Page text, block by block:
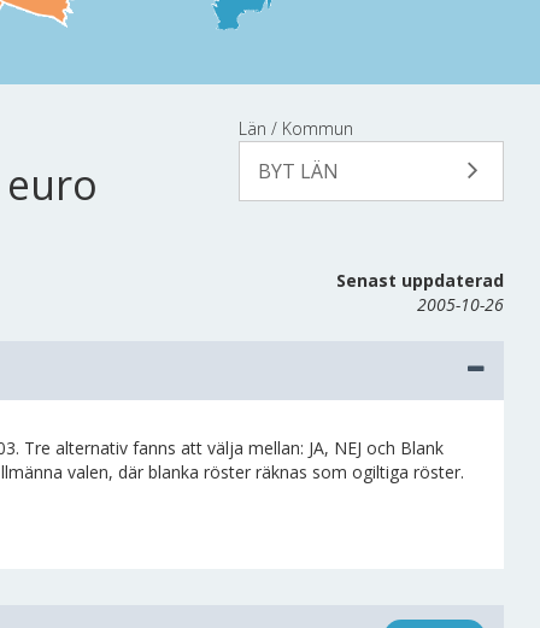
Län / Kommun
BYT LÄN
Senast uppdaterad
2005-10-26
Tre alternativ fanns att välja mellan: JA, NEJ och Blank
valen, där blanka röster räknas som ogiltiga röster.